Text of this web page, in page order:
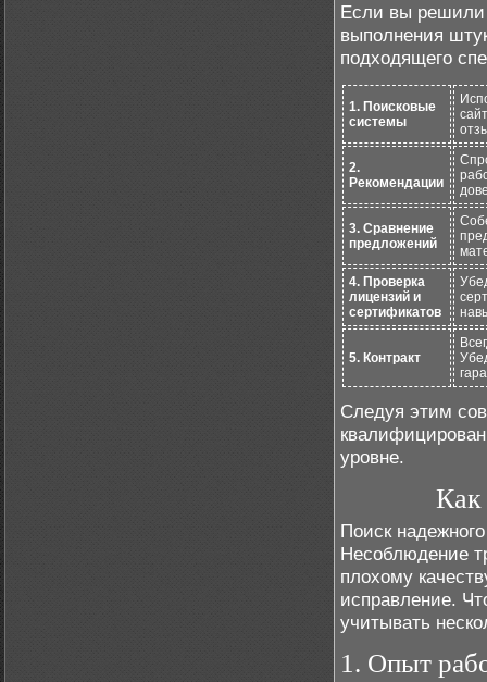
Если вы решили
выполнения
подходящего
1. Поисковые
системы
2.
Рекомендации
3. Сравнение
предложений
4. Проверка
лицензий и
сертификатов
5. Контракт
Следуя этим
уровне.
Как
Поиск
Несоблюдение
плохому
исправление.
учитывать
1. Опыт